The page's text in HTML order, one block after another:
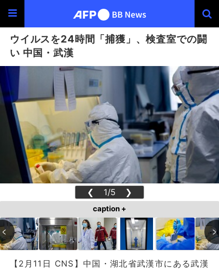
ウイルスを24時間「捕獲」、検査室での闘
い 中国・武漢
❮ 1/5 ❯
caption +
【2月11日 CNS】中国・湖北省武漢市にある武漢